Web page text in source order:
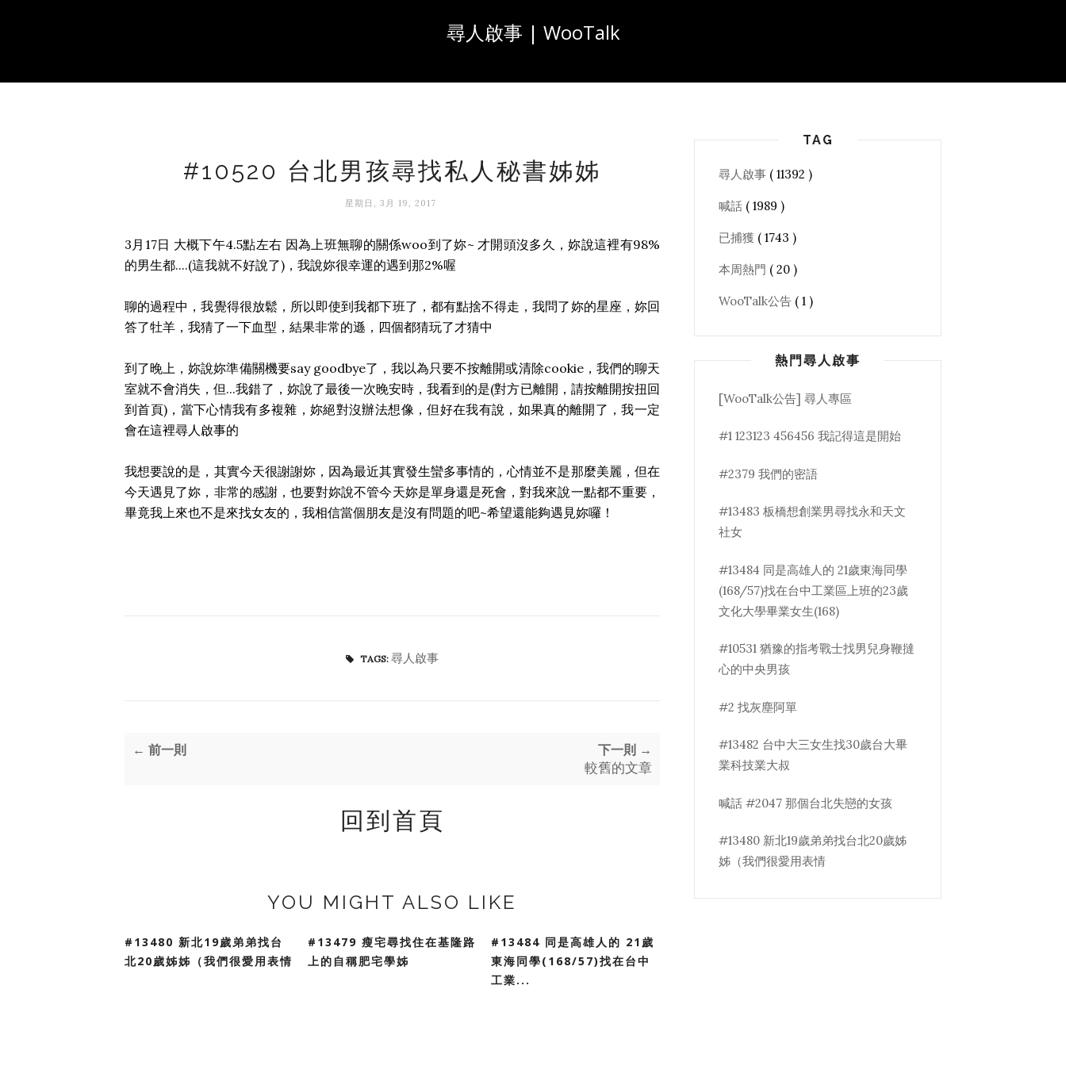
尋人啟事 | WooTalk
#10520 台北男孩尋找私人秘書姊姊
星期日, 3月 19, 2017
3月17日 大概下午4.5點左右 因為上班無聊的關係woo到了妳~ 才開頭沒多久，妳說這裡有98%
的男生都....(這我就不好說了)，我說妳很幸運的遇到那2%喔
聊的過程中，我覺得很放鬆，所以即使到我都下班了，都有點捨不得走，我問了妳的星座，妳回
答了牡羊，我猜了一下血型，結果非常的遜，四個都猜玩了才猜中
到了晚上，妳說妳準備關機要say goodbye了，我以為只要不按離開或清除cookie，我們的聊天
室就不會消失，但...我錯了，妳說了最後一次晚安時，我看到的是(對方已離開，請按離開按扭回
到首頁)，當下心情我有多複雜，妳絕對沒辦法想像，但好在我有說，如果真的離開了，我一定
會在這裡尋人啟事的
我想要說的是，其實今天很謝謝妳，因為最近其實發生蠻多事情的，心情並不是那麼美麗，但在
今天遇見了妳，非常的感謝，也要對妳說不管今天妳是單身還是死會，對我來說一點都不重要，
畢竟我上來也不是來找女友的，我相信當個朋友是沒有問題的吧~希望還能夠遇見妳囉！
TAGS: 尋人啟事
← 前一則 下一則 →
較舊的文章
回到首頁
YOU MIGHT ALSO LIKE
#13480 新北19歲弟弟找台
北20歲姊姊（我們很愛用表情
#13479 瘦宅尋找住在基隆路
上的自稱肥宅學姊
#13484 同是高雄人的 21歲
東海同學(168/57)找在台中
工業...
TAG
尋人啟事 ( 11392 )
喊話 ( 1989 )
已捕獲 ( 1743 )
本周熱門 ( 20 )
WooTalk公告 ( 1 )
熱門尋人啟事
[WooTalk公告] 尋人專區
#1 123123 456456 我記得這是開始
#2379 我們的密語
#13483 板橋想創業男尋找永和天文
社女
#13484 同是高雄人的 21歲東海同學
(168/57)找在台中工業區上班的23歲
文化大學畢業女生(168)
#10531 猶豫的指考戰士找男兒身鞭撻
心的中央男孩
#2 找灰塵阿單
#13482 台中大三女生找30歲台大畢
業科技業大叔
喊話 #2047 那個台北失戀的女孩
#13480 新北19歲弟弟找台北20歲姊
姊（我們很愛用表情